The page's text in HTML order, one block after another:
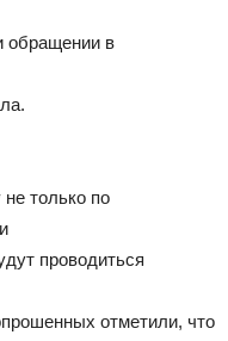
обращении в
только по
проводиться
отметили, что